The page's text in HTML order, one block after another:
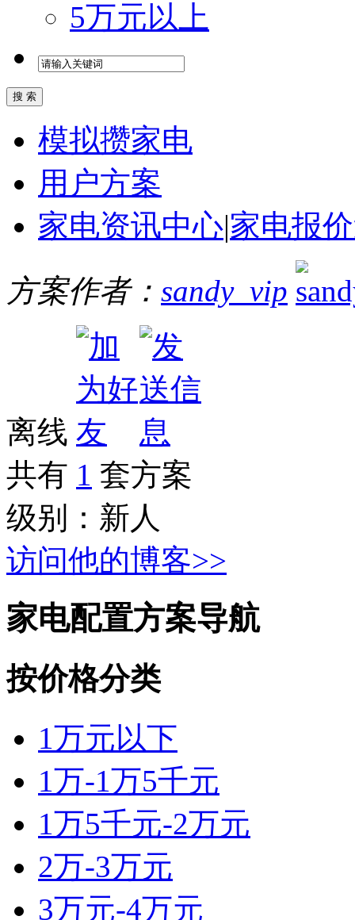
5万元以上
模拟攒家电
用户方案
家电资讯中心|家电报
方案作者： sandy_vip
离线
共有 1 套方案
级别： 新人
访问他的博客>>
家电配置方案导航
按价格分类
1万元以下
1万-1万5千元
1万5千元-2万元
2万-3万元
3万元-4万元